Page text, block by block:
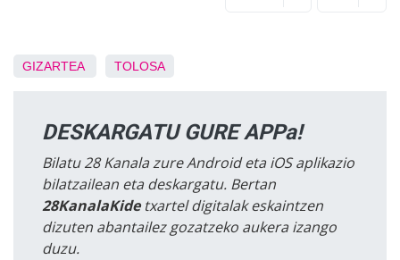
GIZARTEA TOLOSA
DESKARGATU GURE APPa!
Bilatu 28 Kanala zure Android eta iOS aplikazio
bilatzailean eta deskargatu. Bertan
28KanalaKidetxartel digitalak eskaintzen
dizuten abantailez gozatzeko aukera izango
duzu.